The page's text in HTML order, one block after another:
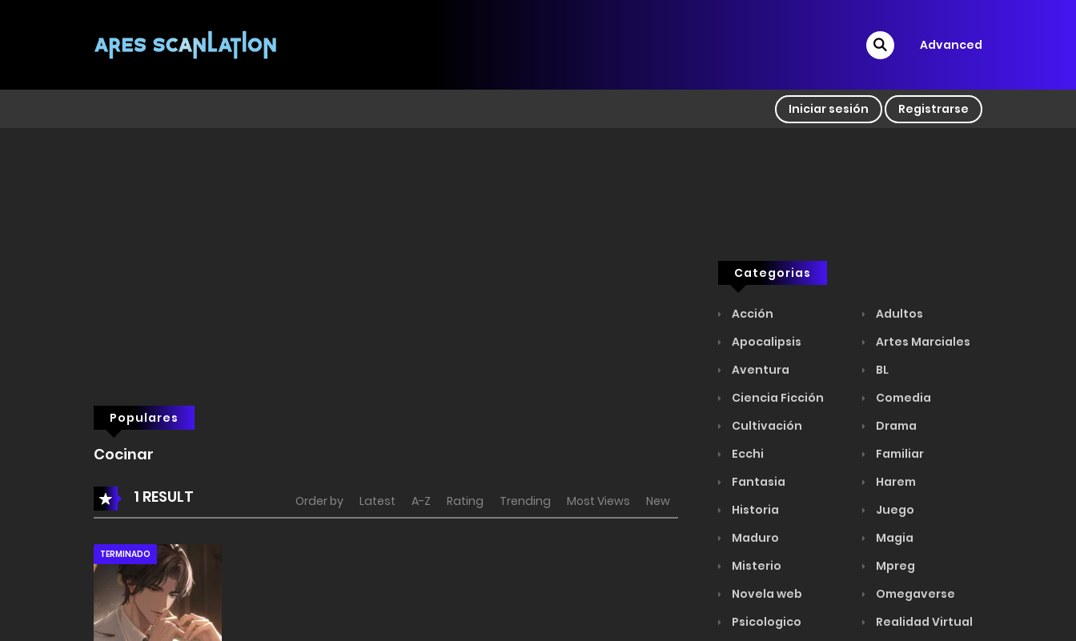
Advanced
Iniciar sesión Registrarse
Populares
Cocinar
1 RESULT Order by Latest A-Z Rating Trending Most Views New
TERMINADO
Categorias
Acción
Adultos
Apocalipsis
Artes Marciales
Aventura
BL
Ciencia Ficción
Comedia
Cultivación
Drama
Ecchi
Familiar
Fantasia
Harem
Historia
Juego
Maduro
Magia
Misterio
Mpreg
Novela web
Omegaverse
Psicologico
Realidad Virtual